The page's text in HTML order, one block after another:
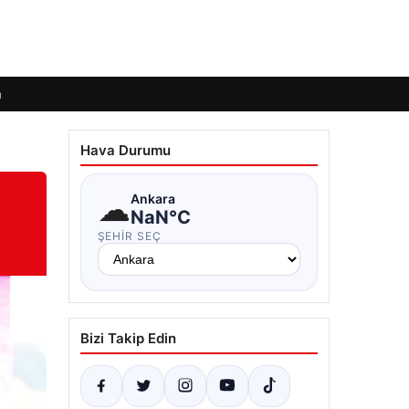
Hava Durumu
☁Ankara
NaN°C
ŞEHIR SEÇ
Bizi Takip Edin